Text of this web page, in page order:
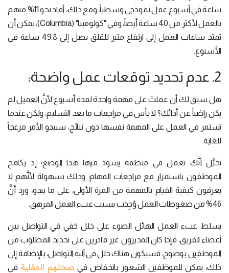
ساعة في أسبوع عمل نموذجي وسطياً، ومع ذلك، أفاد نحو 11% منهم
بالعمل لأكثر من 40 ساعة أيضاً، وفي "كولومبيا" (Columbia)، يمكن أن
تمتد ساعات العمل إلى ارتفاع مثير للقلق يصل إلى 49.8 ساعة في
الأسبوع.
2. عدم تحديد توقعات عمل واضحة:
هل سبق لك أن عملتَ على مهمة واحدة لمدة أسبوع لأنَّ العميل لم
يكن راضياً عن أدائك؟ لا بأس في مراجعات ما بعد التسليم، ولكن عندما
تستمر في العمل على المهمة نفسها دون نتائج، سيبدو الأمر مزعجاً
للغاية.
تخيَّل أنَّك تعمل في منظمة يسود فيها هذا الوضع؛ إذ يكافح
الموظفون باستمرار مع مراجعات المهام؛ وذلك بسهولة لأنَّهم لا
يعرفون كيفية القيام بالمهمة من المرة الأولى، على ما يبدو، ورد أنَّ
46% من ضغوطات العمل وُجِدَت بسبب عبء العمل المرهق.
يسلط عبء العمل الهائل الضوء على خلل خفي في التواصل بين
أعضاء الفريق، فإذا كان المديرون غير قادرين على تحديد المطلوب من
الموظفين بوضوح، فسيكون هناك خلل في آلية التواصل، بالإضافة إلى
ذلك، يمكن للموظفين الشعور بانخفاض في صحتهم العقلية في